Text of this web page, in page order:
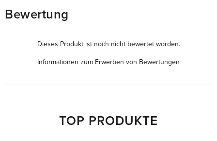
Bewertung
Dieses Produkt ist noch nicht bewertet worden.
Informationen zum Erwerben von Bewertungen
TOP PRODUKTE